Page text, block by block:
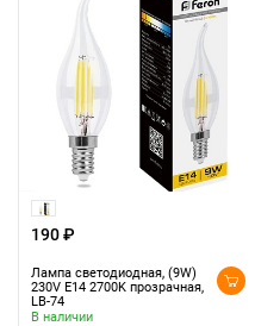
190 ₽
Лампа светодиодная, (9W)
230V E14 2700K прозрачная,
LB-74
В наличии